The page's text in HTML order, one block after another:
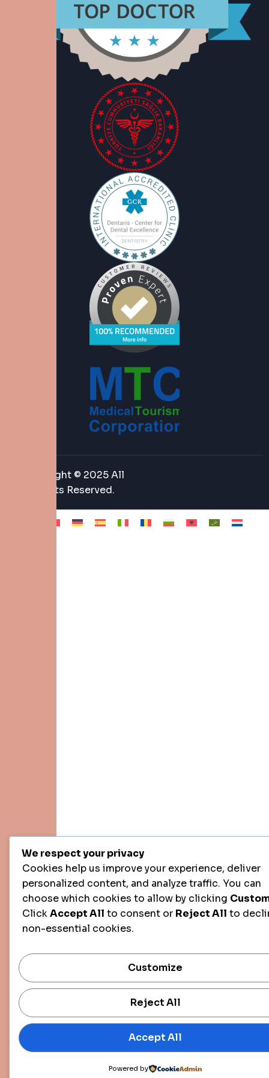
Copyright © 2025 All
Rights Reserved.
We respect your privacy
Cookies help us improve your experience, deliver
personalized content, and analyze traffic. You can
choose which cookies to allow by clicking
ClickAccept All to consent or Reject All to
non-essential cookies.
Customize
Reject All
Accept All
Powered by